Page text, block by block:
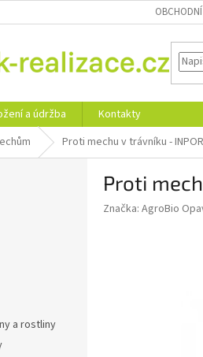
a údržba
Kontakty
Proti mechu v trávníku -
a rostliny
Proti
Značka: AgroBio